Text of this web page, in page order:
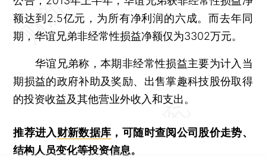
额达到2.5亿元，为所有净利润的六成。而去年同
期，华谊兄弟非经常性损益净额仅为3302万元。
华谊兄弟称，本期非经常性损益主要为计入当
期损益的政府补助及奖励、出售掌趣科技股份取得
的投资收益及其他营业外收入和支出。
推荐进入财新数据库 ，可随时查阅公司股价走势、
结构人员变化等投资信息。